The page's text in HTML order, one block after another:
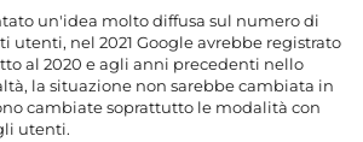
un'idea molto diffusa sul numero di
utenti, nel 2021 Google avrebbe registrato
al 2020 e agli anni precedenti nello
la situazione non sarebbe cambiata in
cambiate soprattutto le modalità con
utenti.